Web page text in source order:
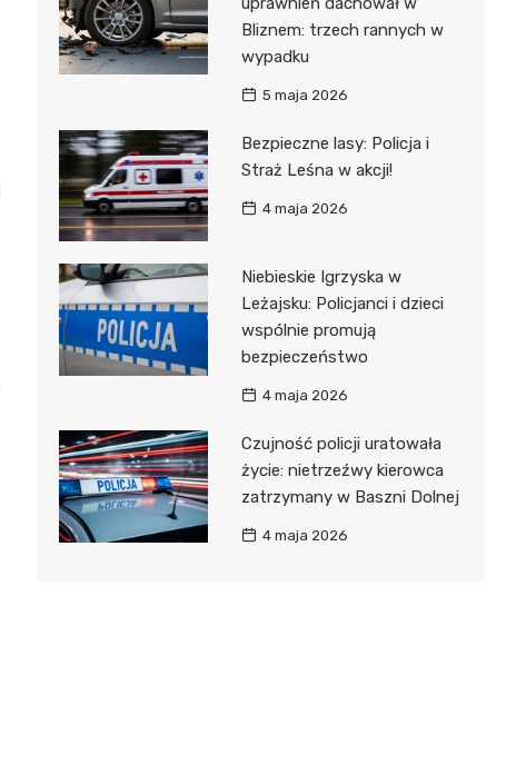
Bliznem: trzech rannych w
wypadku
5 maja 2026
Bezpieczne lasy: Policja i
Straż Leśna w akcji!
4 maja 2026
Niebieskie Igrzyska w
Leżajsku: Policjanci i dzieci
wspólnie promują
bezpieczeństwo
4 maja 2026
Czujność policji uratowała
życie: nietrzeźwy kierowca
zatrzymany w Baszni Dolnej
4 maja 2026